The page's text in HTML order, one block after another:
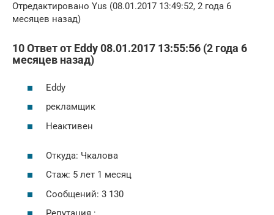
Отредактировано Yus (08.01.2017 13:49:52, 2 года 6
месяцев назад)
10 Ответ от Eddy 08.01.2017 13:55:56 (2 года 6
месяцев назад)
Eddy
рекламщик
Неактивен
Откуда: Чкалова
Стаж: 5 лет 1 месяц
Сообщений: 3 130